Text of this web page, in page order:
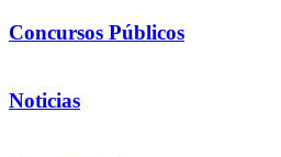
Concursos Públicos
Noticias